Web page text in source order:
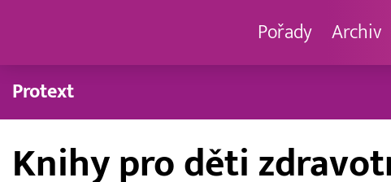
Pořady Archiv
Protext
Knihy pro děti